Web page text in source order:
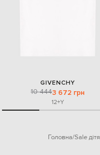
GIVENCHY
10 4443 672 грн
12+Y
Головна Sale